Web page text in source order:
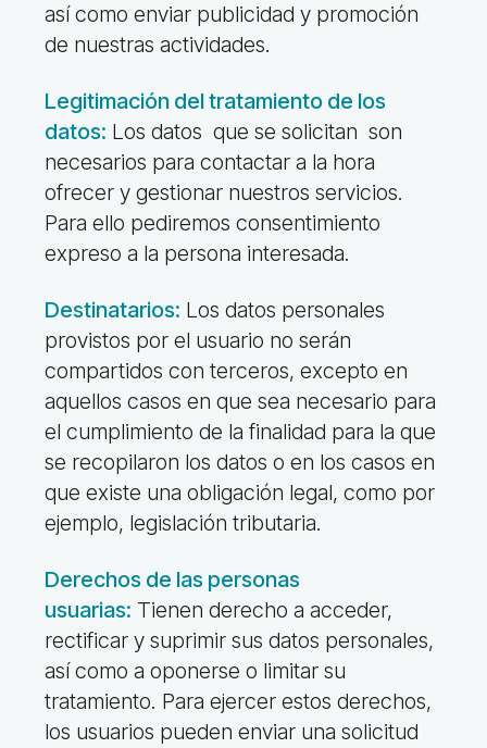
así como enviar publicidad y promoción
de nuestras actividades.
Legitimación del tratamiento de los
datos: Los datos que se solicitan son
necesarios para contactar a la hora
ofrecer y gestionar nuestros servicios.
Para ello pediremos consentimiento
expreso a la persona interesada.
Destinatarios: Los datos personales
provistos por el usuario no serán
compartidos con terceros, excepto en
aquellos casos en que sea necesario para
el cumplimiento de la finalidad para la que
se recopilaron los datos o en los casos en
que existe una obligación legal, como por
ejemplo, legislación tributaria.
Derechos de las personas
usuarias: Tienen derecho a acceder,
rectificar y suprimir sus datos personales,
así como a oponerse o limitar su
tratamiento. Para ejercer estos derechos,
los usuarios pueden enviar una solicitud